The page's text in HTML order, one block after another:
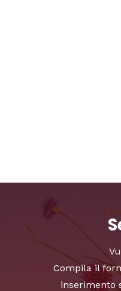
Compila il
inserimento